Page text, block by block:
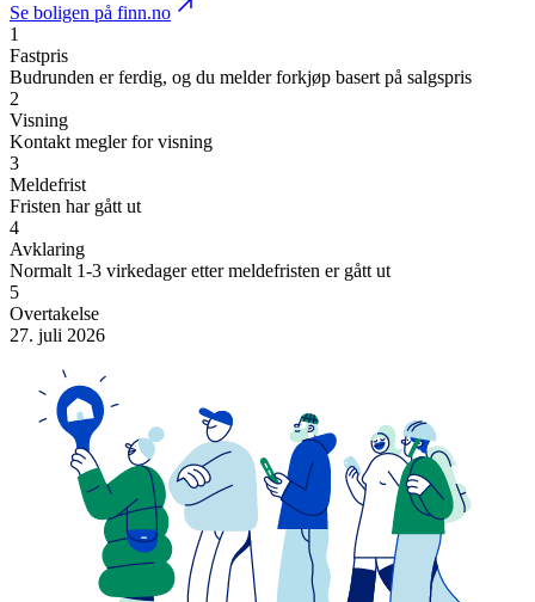
Se boligen på finn.no
1
Fastpris
Budrunden er ferdig, og du melder forkjøp basert på salgspris
2
Visning
Kontakt megler for visning
3
Meldefrist
Fristen har gått ut
4
Avklaring
Normalt 1-3 virkedager etter meldefristen er gått ut
5
Overtakelse
27. juli 2026